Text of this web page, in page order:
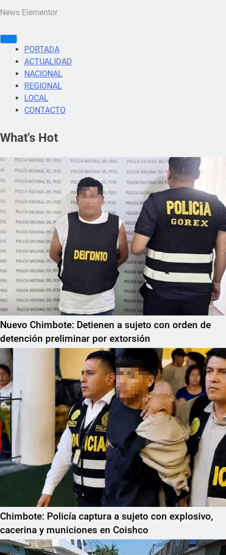
News Elementor
PORTADA
ACTUALIDAD
NACIONAL
REGIONAL
LOCAL
CONTACTO
What's Hot
Nuevo Chimbote: Detienen a sujeto con orden de
detención preliminar por extorsión
Chimbote: Policía captura a sujeto con explosivo,
cacerina y municiones en Coishco